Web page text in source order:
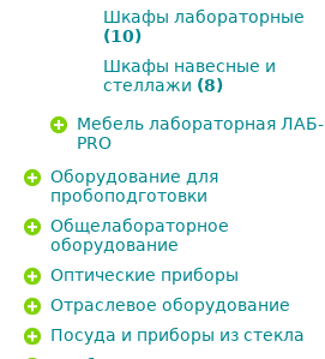
Шкафы лабораторные
(10)
Шкафы навесные и
стеллажи (8)
Мебель лабораторная ЛАБ-
PRO
Оборудование для
пробоподготовки
Общелабораторное
оборудование
Оптические приборы
Отраслевое оборудование
Посуда и приборы из стекла